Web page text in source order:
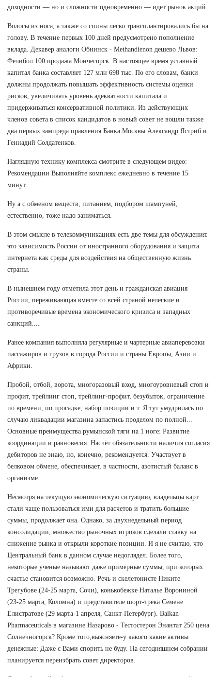
доходности — но и сложности одновременно — идет рынок акций.
Волосы из носа, а также со спины легко трансплантировались бы на
голову. В течение первых 100 дней предусмотрено пополнение
вклада. Декавер аналоги Обнинск - Methandienon дешево Львов:
Фелибол 100 продажа Мончегорск. В настоящее время уставный
капитал банка составляет 127 млн 698 тыс. По его словам, банки
должны продолжать повышать эффективность системы оценки
рисков, увеличивать уровень адекватности капитала и
придерживаться консервативной политики. Из действующих
членов совета в список кандидатов в новый совет не вошли также
два первых зампреда правления Банка Москвы Александр Ястриб и
Геннадий Солдатенков.
Наглядную технику комплекса смотрите в следующем видео:
Рекомендации Выполняйте комплекс ежедневно в течение 15
минут.
Ну а с обменом веществ, питанием, подбором шампуней,
естественно, тоже надо заниматься.
В этом смысле в телекоммуникациях есть две темы для обсуждения:
это зависимость России от иностранного оборудования и защита
интернета как среды для воздействия на общественную жизнь
страны.
В нынешнем году отметила этот день и гражданская авиация
России, переживающая вместе со всей страной нелегкие и
противоречивые времена экономического кризиса и западных
санкций....
Ранее компания выполняла регулярные и чартерные авиаперевозки
пассажиров и грузов в города России и страны Европы, Азии и
Африки.
Пробой, отбой, ворота, многоразовый вход, многоуровневый стоп и
профит, трейлинг стоп, трейлинг-профит, безубыток, ограничение
по времени, по просадке, набор позиции и т. Я тут умудрилась по
случаю ликвадации магазина запастись проделом по полной...
Основные преимущества румынской тяги на 1 ноге: Развитие
координации и равновесия. Насчёт обязательности наличия согласия
дебиторов не знаю, но, конечно, рекомендуется. Участвует в
белковом обмене, обеспечивает, в частности, азотистый баланс в
организме.
Несмотря на текущую экономическую ситуацию, владельцы карт
стали чаще пользоваться ими для расчетов и тратить большие
суммы, продолжает она. Однако, за двухнедельный период
консолидации, множество рыночных игроков сделали ставку на
снижение рынка и открыли короткие позиции. И я не считаю, что
Центральный банк в данном случае недоглядел. Более того,
некоторые ученые называют даже примерные суммы, при которых
счастье становится возможно. Речь и скелетонисте Никите
Трегубове (24-25 марта, Сочи), конькобежке Наталье Ворониной
(23-25 марта, Коломна) и представителе шорт-трека Семене
Елистратове (29 марта-1 апреля, Санкт-Петербург). Balkan
Pharmaceuticals в магазине Назарово - Тестостерон Энантат 250 цена
Солнечногорск? Кроме того,выясняете-у какого какие активы
денежные: Даже с Вами спорить не буду. На сегодняшнем собрании
планируется переизбрать совет директоров.